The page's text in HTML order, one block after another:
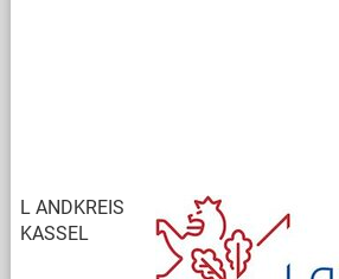
L ANDKREIS
KASSEL